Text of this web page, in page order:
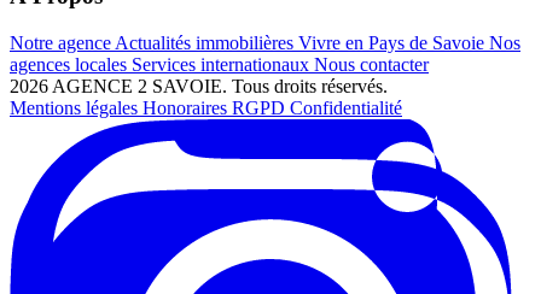
Notre agence Actualités immobilières Vivre en Pays de Savoie Nos
agences locales Services internationaux Nous contacter
2026 AGENCE 2 SAVOIE. Tous droits réservés.
Mentions légales Honoraires RGPD Confidentialité